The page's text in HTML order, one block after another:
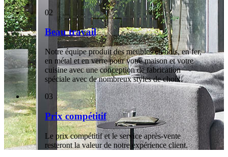
02
Beau travail
Notre équipe produit des meubles en bois, en fer,
en métal et en verre pour votre maison et votre
cuisine avec une conception de fabrication
spéciale avec de nombreux styles de choix.
03
Prix ​​compétitif
Le prix compétitif et le service après-vente
resteront la valeur de notre expérience client.